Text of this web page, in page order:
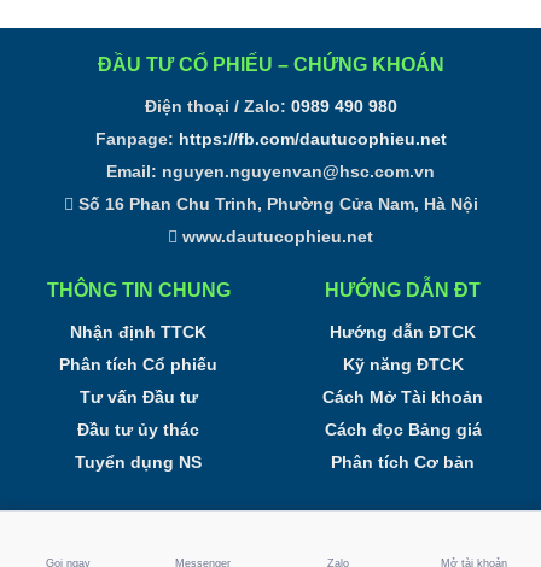
ĐẦU TƯ CỔ PHIẾU – CHỨNG KHOÁN
Điện thoại / Zalo: 0989 490 980
Fanpage: https://fb.com/dautucophieu.net
Email: nguyen.nguyenvan@hsc.com.vn
Số 16 Phan Chu Trinh, Phường Cửa Nam, Hà Nội
www.dautucophieu.net
THÔNG TIN CHUNG
Nhận định TTCK
Phân tích Cổ phiếu
Tư vấn Đầu tư
Đầu tư ủy thác
Tuyển dụng NS
HƯỚNG DẪN ĐT
Hướng dẫn ĐTCK
Kỹ năng ĐTCK
Cách Mở Tài khoản
Cách đọc Bảng giá
Phân tích Cơ bản
Gọi ngay Messenger Zalo Mở tài khoản